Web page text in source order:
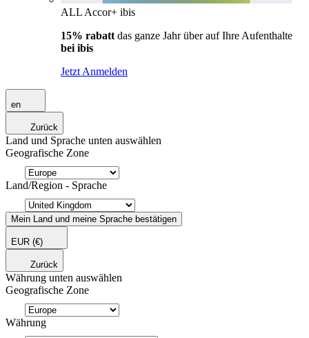
ALL Accor+ ibis
15% rabatt das ganze Jahr über auf Ihre Aufenthalte
bei ibis
Jetzt Anmelden
en
Zurück
Land und Sprache unten auswählen
Geografische Zone
Land/Region - Sprache
Mein Land und meine Sprache bestätigen
EUR (€)
Zurück
Währung unten auswählen
Geografische Zone
Währung